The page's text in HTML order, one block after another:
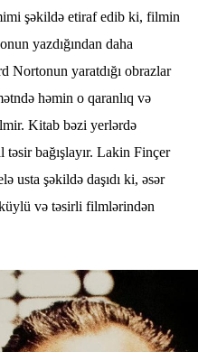
şəkildə etiraf edib ki, filmin
yazdığından daha
Nortonun yaratdığı obrazlar
həmin o qaranlıq və
Kitab bəzi yerlərdə
təsir bağışlayır. Lakin Finçer
usta şəkildə daşıdı ki, əsər
və təsirli filmlərindən